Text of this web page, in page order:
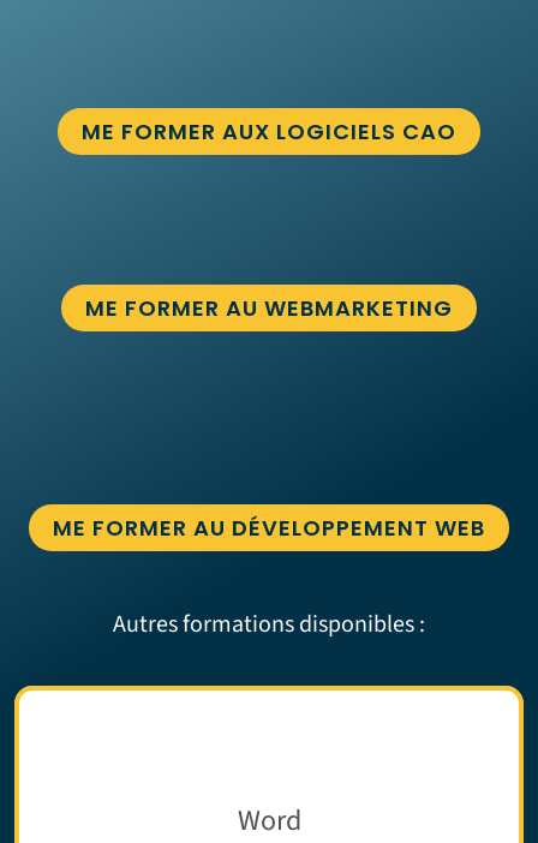
ME FORMER AUX LOGICIELS CAO
ME FORMER AU WEBMARKETING
ME FORMER AU DÉVELOPPEMENT WEB
Autres formations disponibles :
Word